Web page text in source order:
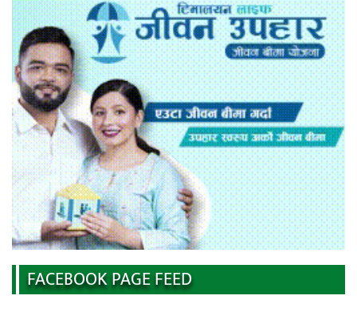
FACEBOOK PAGE FEED